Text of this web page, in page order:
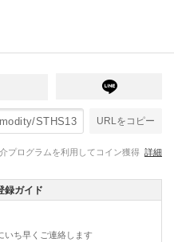
URLをコピー
プログラムを利用してコイン獲得 詳細
録ガイド
いち早くご連絡します